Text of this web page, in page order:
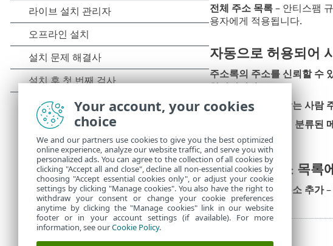
전체 주소 목록– 안티스팸
용자에게 적용됩니다.
자동으로 허용되어
주소록의 주소를 신뢰할 수
처리됩니다.
보내는 메시지의 받는 사람
스팸 아님으로 다시 분류된
으로 추가합니다.
사용자의 주소 목록
자신의 계정에서 주소 추가–
Your account, your cookies
choice
We and our partners use cookies to give you the best optimized
online experience, analyze our website traffic, and serve you with
personalized ads. You can agree to the collection of all cookies by
clicking "Accept all and close", decline all non-essential cookies by
choosing "Accept essential cookies only", or adjust your cookie
settings by clicking "Manage cookies". You also have the right to
withdraw your consent or change your cookie preferences
anytime by clicking the "Manage cookies" link in our website
footer or in your account settings (if available). For more
information, see ourCookie Policy.